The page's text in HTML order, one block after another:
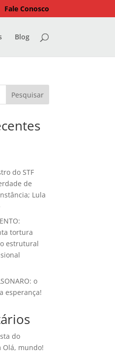
Fale Conosco
Blog
Pesquisar
do STF
de
Lula
tortura
estrutural
o
esperança!
do
Olá, mundo!